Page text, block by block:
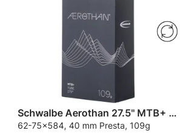
Schwalbe Aerothan 27.5" MTB+ Slange
62-75x584, 40 mm Presta, 109g